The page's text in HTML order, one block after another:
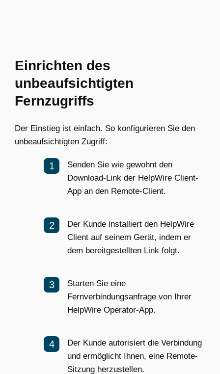
Einrichten des
unbeaufsichtigten
Fernzugriffs
Der Einstieg ist einfach. So konfigurieren Sie den
unbeaufsichtigten Zugriff:
Senden Sie wie gewohnt den
Download-Link der HelpWire Client-
App an den Remote-Client.
Der Kunde installiert den HelpWire
Client auf seinem Gerät, indem er
dem bereitgestellten Link folgt.
Starten Sie eine
Fernverbindungsanfrage von Ihrer
HelpWire Operator-App.
Der Kunde autorisiert die Verbindung
und ermöglicht Ihnen, eine Remote-
Sitzung herzustellen.